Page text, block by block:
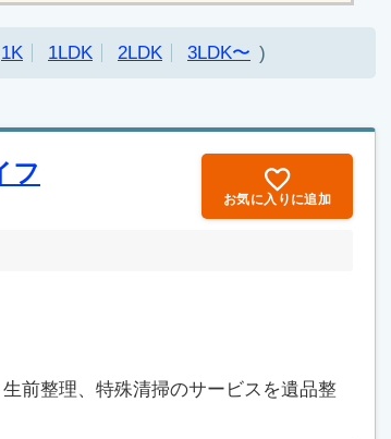
1K 1LDK 2LDK 3LDK〜
フ
お気に入りに追加
前整理、特殊清掃のサービスを遺品整